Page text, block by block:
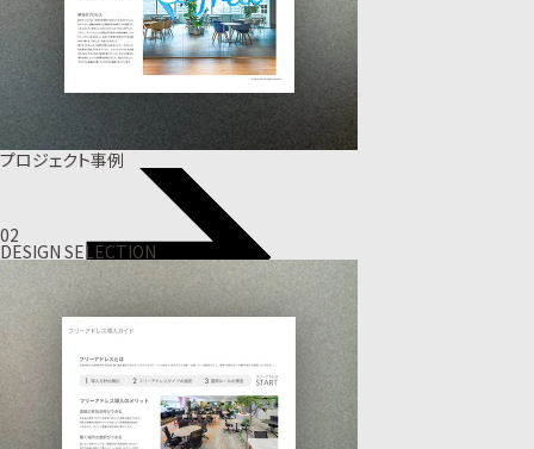
プロジェクト事例
02
DESIGN SELECTION